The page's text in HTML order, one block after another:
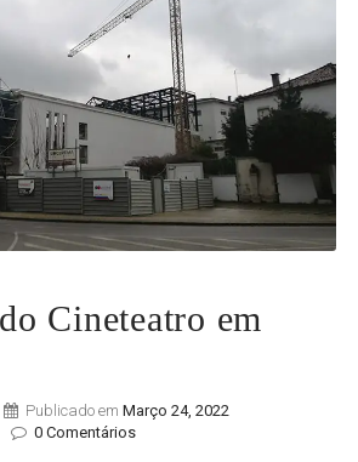
Cineteatro em
Publicado em Março 24, 2022
0 Comentários